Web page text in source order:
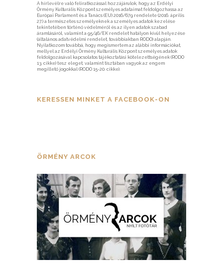
A hírlevélre való feliratkozással hozzájárulok, hogy az Erdélyi
Örmény Kulturális Központ személyes adataimat feldolgozhassa az
Európai Parlament és a Tanács (EU) 2016/679 rendelete (2016. április
27.) a természetes személyeknek a személyes adatok kezelése
tekintetében történő védelméről és az ilyen adatok szabad
áramlásáról, valamint a 95/46/EK rendelet hatályon kívül helyezése
(általános adatvédelmi rendelet, továbbiakban RODO) alapján.
Nyilatkozom továbbá, hogy megismertem az alábbi információkat,
mellyel az Erdélyi Örmény Kulturális Központ személyes adatok
feldolgozásával kapcsolatos tájékoztatási kötelezettségének (RODO
13. cikke) tesz eleget, valamint tisztában vagyok az engem
megillető jogokkal (RODO 15-20. cikke).
KERESSEN MINKET A FACEBOOK-ON
ÖRMÉNY ARCOK